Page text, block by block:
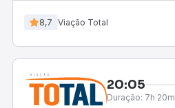
8,7 Viação Total
20:05
Duração: 7h 20m